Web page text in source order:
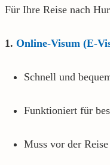
Für Ihre Reise nach
1. Online-Visum (E-
Schnell und
Funktioniert für
Muss vor der